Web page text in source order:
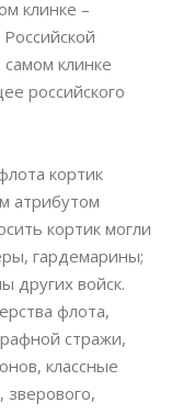
клинке –
клинке
российского
кортик
атрибутом
кортик могли
гардемарины;
других войск.
флота,
стражи,
классные
зверового,